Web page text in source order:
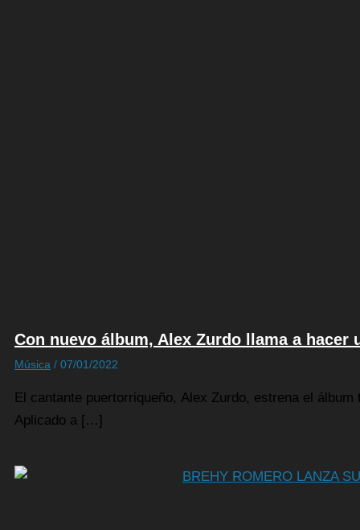
Con nuevo álbum, Alex Zurdo llama a hacer
Música / 07/01/2022
El cantante puertorriqueño, Alex Zurdo, estrena el
Aplicado a […]